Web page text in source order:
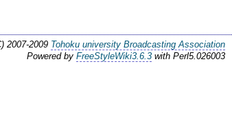
2007-2009 Tohoku university Broadcasting Association
Powered by FreeStyleWiki3.6.3 with Perl5.026003